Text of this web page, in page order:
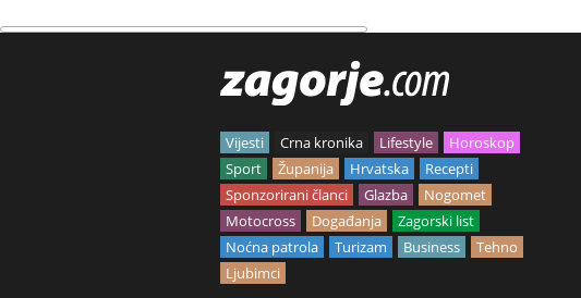
Vijesti Crna kronika Lifestyle
Horoskop
Sport
Županija Hrvatska
Recepti
Sponzorirani članci
Glazba
Nogomet
Motocross
Događanja
Zagorski list
Noćna patrola
Turizam Business
Tehno
Ljubimci